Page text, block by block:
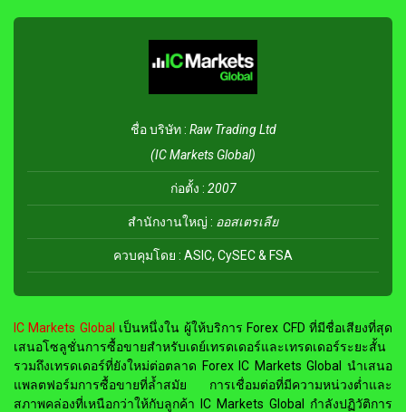
ชื่อ บริษัท : Raw Trading Ltd
(IC Markets Global)
ก่อตั้ง : 2007
สำนักงานใหญ่ : ออสเตรเลีย
ควบคุมโดย : ASIC, CySEC & FSA
IC Markets Global เป็นหนึ่งใน ผู้ให้บริการ Forex CFD ที่มีชื่อเสียงที่สุด
เสนอโซลูชั่นการซื้อขายสำหรับเดย์เทรดเดอร์และเทรดเดอร์ระยะสั้น
รวมถึงเทรดเดอร์ที่ยังใหม่ต่อตลาด Forex IC Markets Global นำเสนอ
แพลตฟอร์มการซื้อขายที่ล้ำสมัย การเชื่อมต่อที่มีความหน่วงต่ำและ
สภาพคล่องที่เหนือกว่าให้กับลูกค้า IC Markets Global กำลังปฏิวัติการ